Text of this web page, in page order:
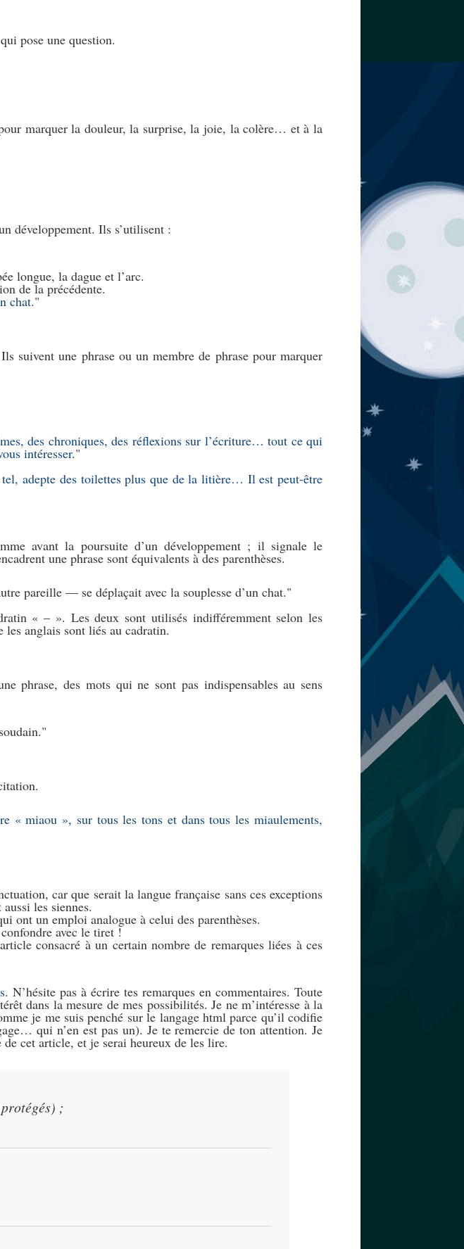
pose une question.
marquer la douleur, la surprise, la joie, la colère… et à la
développement. Ils s’utilisent :
longue, la dague et l’arc.
de la précédente.
chat.
suivent une phrase ou un membre de phrase pour marquer
des chroniques, des réflexions sur l’écriture… tout ce qui
intéresser.
tel, adepte des toilettes plus que de la litière… Il est peut-être
avant la poursuite d’un développement ; il signale le
une phrase sont équivalents à des parenthèses.
pareille — se déplaçait avec la souplesse d’un chat.
« – ». Les deux sont utilisés indifféremment selon les
les anglais sont liés au cadratin.
phrase, des mots qui ne sont pas indispensables au sens
« miaou », sur tous les tons et dans tous les miaulements,
car que serait la langue française sans ces exceptions
les siennes.
ont un emploi analogue à celui des parenthèses.
avec le tiret !
consacré à un certain nombre de remarques liées à ces
. N’hésite pas à écrire tes remarques en commentaires. Toute
dans la mesure de mes possibilités. Je ne m’intéresse à la
je me suis penché sur le langage html parce qu’il codifie
qui n’en est pas un). Je te remercie de ton attention. Je
cet article, et je serai heureux de les lire.
;